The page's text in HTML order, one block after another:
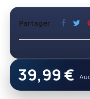
Partager
39,99 €